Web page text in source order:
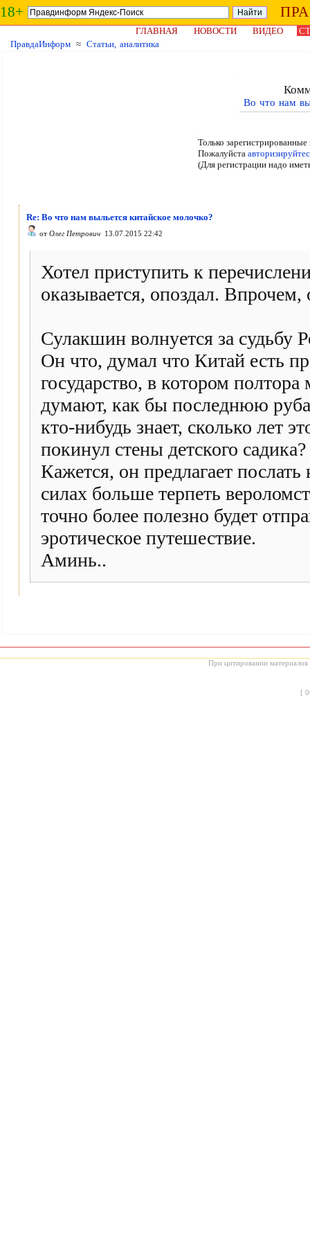
18+
ГЛАВНАЯ НОВОСТИ ВИДЕО
ПравдаИнформ ≈ Статьи, аналитика
Во что нам
Только
Пожалуйста
(Для регистрации надо
Re: Во что нам выльется китайское молочко?
от Олег Петрович 13.07.2015 22:42
Хотел приступить к
оказывается, опоздал.
Сулакшин волнуется за судьбу
Он что, думал что Китай есть
государство, в котором
думают, как бы последнюю
кто-нибудь знает, сколько лет
покинул стены детского садика?
Кажется, он предлагает
силах больше терпеть
точно более полезно будет
эротическое путешествие.
Аминь..
При цитировании материалов
[